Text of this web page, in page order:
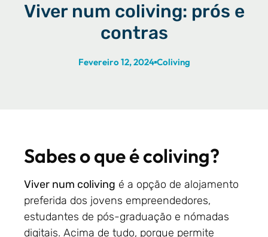
Viver num coliving: prós e
contras
Fevereiro 12, 2024 Coliving
Sabes o que é coliving?
Viver num coliving é a opção de alojamento
preferida dos jovens empreendedores,
estudantes de pós-graduação e nómadas
digitais. Acima de tudo, porque permite